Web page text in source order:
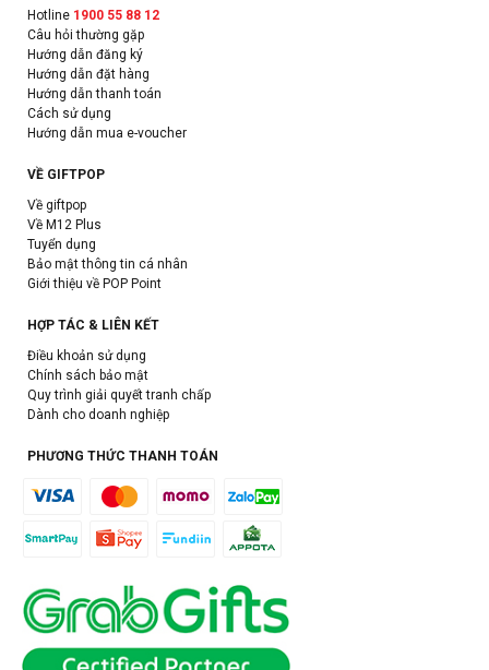
Hotline 1900 55 88 12
Câu hỏi thường gặp
Hướng dẫn đăng ký
Hướng dẫn đặt hàng
Hướng dẫn thanh toán
Cách sử dụng
Hướng dẫn mua e-voucher
VỀ GIFTPOP
Về giftpop
Về M12 Plus
Tuyển dụng
Bảo mật thông tin cá nhân
Giới thiệu về POP Point
HỢP TÁC & LIÊN KẾT
Điều khoản sử dụng
Chính sách bảo mật
Quy trình giải quyết tranh chấp
Dành cho doanh nghiệp
PHƯƠNG THỨC THANH TOÁN